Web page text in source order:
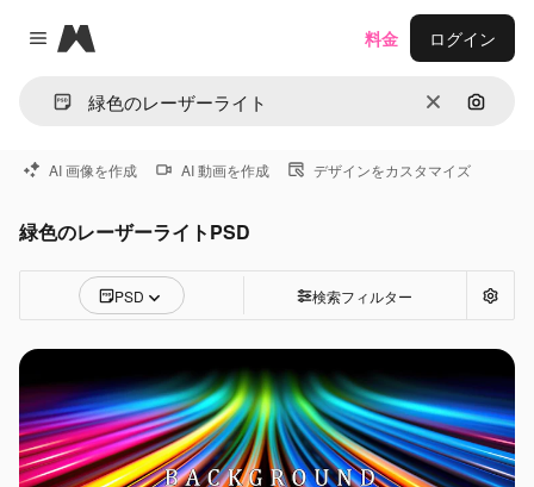
Close menu
Magnific
消去 画像で
料金 ログイン
AI 画像を作成 AI 動画を作成 デザインをカスタマイズ
緑色のレーザーライトPSD
PSD 検索フィルター